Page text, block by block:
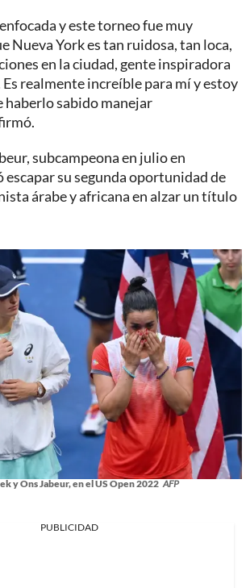
y este torneo fue muy
Nueva York es tan ruidosa, tan loca,
en la ciudad, gente inspiradora
realmente increíble para mí y estoy
haberlo sabido manejar
subcampeona en julio en
su segunda oportunidad de
árabe y africana en alzar un título
y Ons Jabeur, en el US Open 2022 AFP
PUBLICIDAD